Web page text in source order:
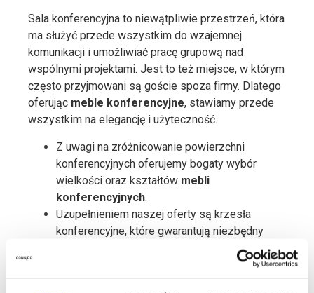
Sala konferencyjna to niewątpliwie przestrzeń, która
ma służyć przede wszystkim do wzajemnej
komunikacji i umożliwiać pracę grupową nad
wspólnymi projektami. Jest to też miejsce, w którym
często przyjmowani są goście spoza firmy. Dlatego
oferując meble konferencyjne, stawiamy przede
wszystkim na elegancję i użyteczność.
Z uwagi na zróżnicowanie powierzchni
konferencyjnych oferujemy bogaty wybór
wielkości oraz kształtów mebli
konferencyjnych.
Uzupełnieniem naszej oferty są krzesła
konferencyjne, które gwarantują niezbędny
komfort pracy. Oferujemy krzesła o jednolitym
wzorze i kolorystyce – idealne dopasowane